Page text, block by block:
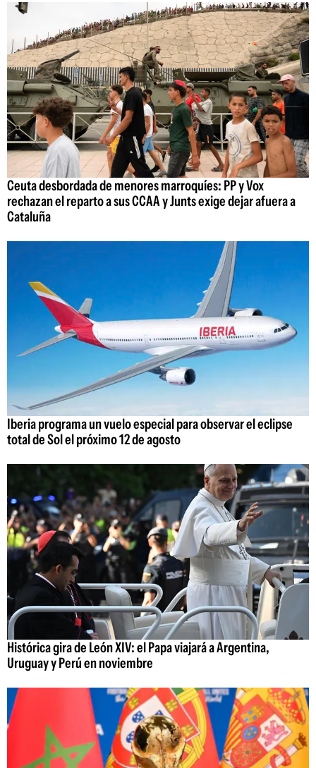
Ceuta desbordada de menores marroquíes: PP y Vox
rechazan el reparto a sus CCAA y Junts exige dejar afuera a
Cataluña
Iberia programa un vuelo especial para observar el eclipse
total de Sol el próximo 12 de agosto
Histórica gira de León XIV: el Papa viajará a Argentina,
Uruguay y Perú en noviembre